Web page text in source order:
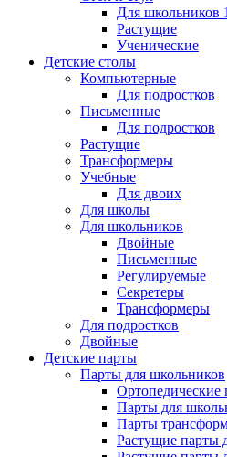
Для школьников 1
Растущие
Ученические
Детские столы
Компьютерные
Для подростков
Письменные
Для подростков
Растущие
Трансформеры
Учебные
Для двоих
Для школы
Для школьников
Двойные
Письменные
Регулируемые
Секретеры
Трансформеры
Для подростков
Двойные
Детские парты
Парты для школьников
Ортопедические
Парты для
Парты
Растущие парты